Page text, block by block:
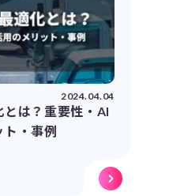
2024.04.04
は？重要性・AI
・事例